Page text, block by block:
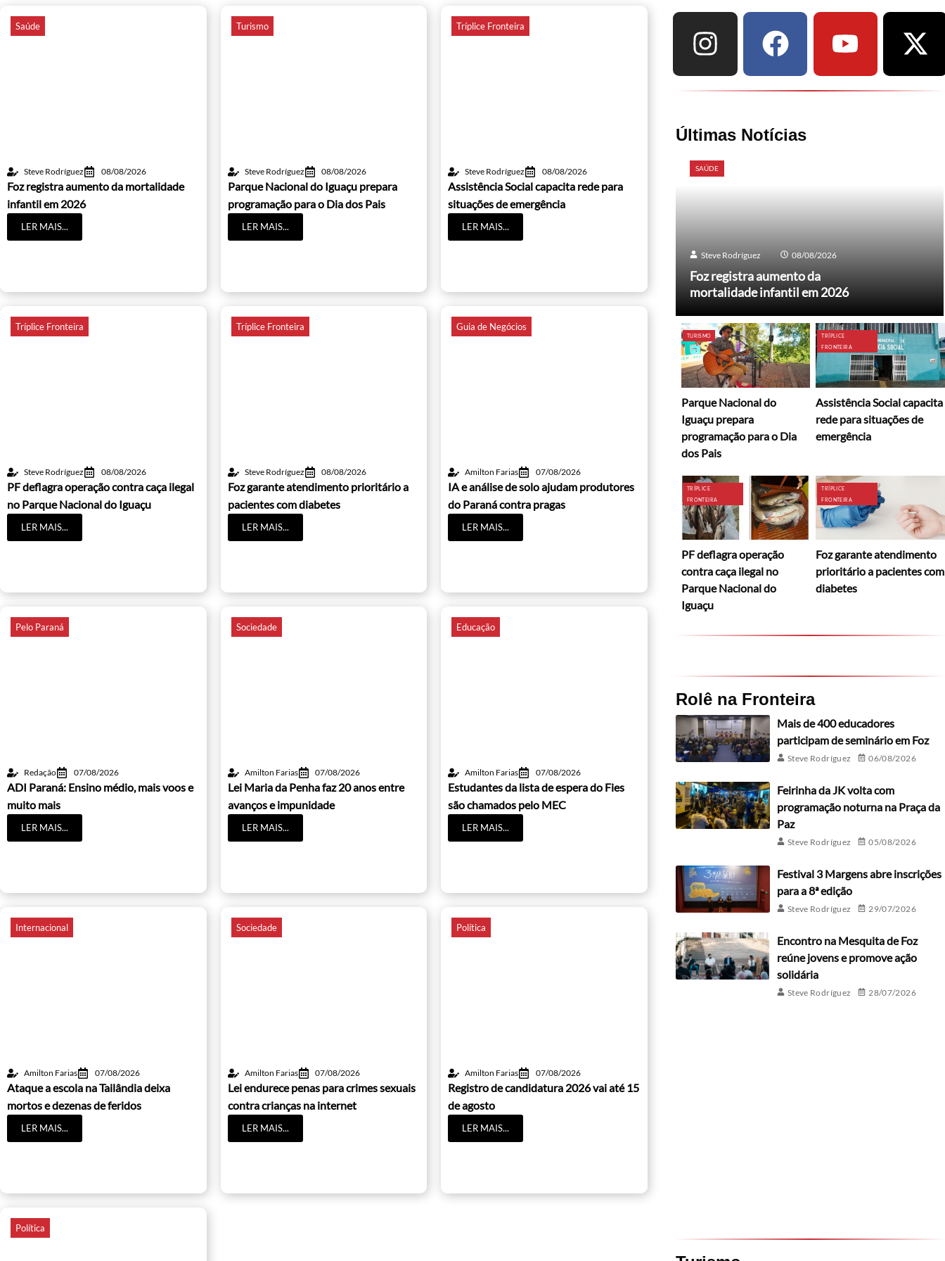
Saúde
Steve Rodríguez 08/08/2026
Foz registra aumento da mortalidade
infantil em 2026
LER MAIS...
Turismo
Steve Rodríguez 08/08/2026
Parque Nacional do Iguaçu prepara
programação para o Dia dos Pais
LER MAIS...
Tríplice Fronteira
Steve Rodríguez 08/08/2026
Assistência Social capacita rede para
situações de emergência
LER MAIS...
Tríplice Fronteira
Steve Rodríguez 08/08/2026
PF deflagra operação contra caça ilegal
no Parque Nacional do Iguaçu
LER MAIS...
Tríplice Fronteira
Steve Rodríguez 08/08/2026
Foz garante atendimento prioritário a
pacientes com diabetes
LER MAIS...
Guia de Negócios
Amilton Farias 07/08/2026
IA e análise de solo ajudam produtores
do Paraná contra pragas
LER MAIS...
Pelo Paraná
Redação 07/08/2026
ADI Paraná: Ensino médio, mais voos e
muito mais
LER MAIS...
Sociedade
Amilton Farias 07/08/2026
Lei Maria da Penha faz 20 anos entre
avanços e impunidade
LER MAIS...
Educação
Amilton Farias 07/08/2026
Estudantes da lista de espera do Fies
são chamados pelo MEC
LER MAIS...
Internacional
Amilton Farias 07/08/2026
Ataque a escola na Tailândia deixa
mortos e dezenas de feridos
LER MAIS...
Sociedade
Amilton Farias 07/08/2026
Lei endurece penas para crimes sexuais
contra crianças na internet
LER MAIS...
Política
Amilton Farias 07/08/2026
Registro de candidatura 2026 vai até 15
de agosto
LER MAIS...
Política
Últimas Notícias
SAÚDE
Steve Rodríguez 08/08/2026
Foz registra aumento da
mortalidade infantil em 2026
TURISMO
Parque Nacional do
Iguaçu prepara
programação para o Dia
dos Pais
TRÍPLICE
FRONTEIRA
Assistência Social capacita
rede para situações de
emergência
TRÍPLICE
FRONTEIRA
PF deflagra operação
contra caça ilegal no
Parque Nacional do
Iguaçu
TRÍPLICE
FRONTEIRA
Foz garante atendimento
prioritário a pacientes com
diabetes
Rolê na Fronteira
Mais de 400 educadores
participam de seminário em Foz
Steve Rodríguez 06/08/2026
Feirinha da JK volta com
programação noturna na Praça da
Paz
Steve Rodríguez 05/08/2026
Festival 3 Margens abre inscrições
para a 8ª edição
Steve Rodríguez 29/07/2026
Encontro na Mesquita de Foz
reúne jovens e promove ação
solidária
Steve Rodríguez 28/07/2026